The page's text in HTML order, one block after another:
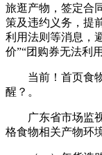
旅逛产物，签定合
策及违约义务，提
利用法则等消息，
价”“团购券无法利
当前！首页食物
醒？。
广东省市场监视
格食物相关产物环